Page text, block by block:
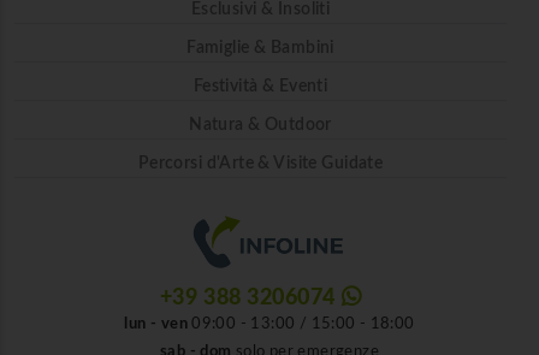
Esclusivi & Insoliti
Famiglie & Bambini
Festività & Eventi
Natura & Outdoor
Percorsi d'Arte & Visite Guidate
+39 388 3206074
lun - ven09:00 - 13:00 / 15:00 - 18:00